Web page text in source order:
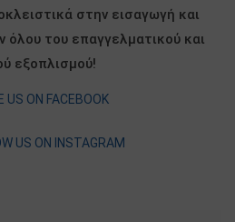
στην εισαγωγή και
όλου του επαγγελματικού και
εξοπλισμού!
US ON FACEBOOK
US ON INSTAGRAM